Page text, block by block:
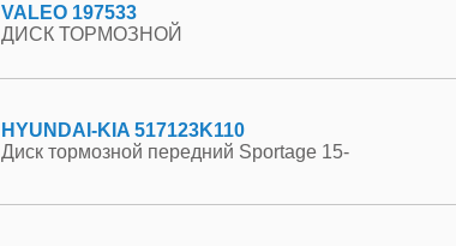
VALEO 197533
ДИСК ТОРМОЗНОЙ
HYUNDAI-KIA 517123K110
Диск тормозной передний Sportage 15-